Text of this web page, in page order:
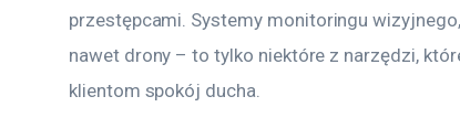
przestępcami. Systemy monitoringu
nawet drony – to tylko niektóre z narzędzi,
klientom spokój ducha.